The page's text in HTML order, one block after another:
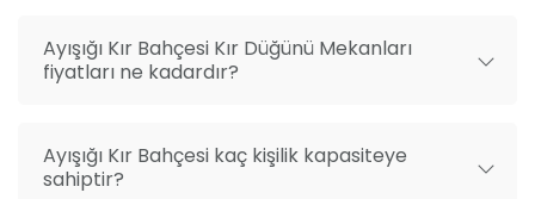
Ayışığı Kır Bahçesi Kır Düğünü Mekanları
fiyatları ne kadardır?
Ayışığı Kır Bahçesi kaç kişilik kapasiteye
sahiptir?